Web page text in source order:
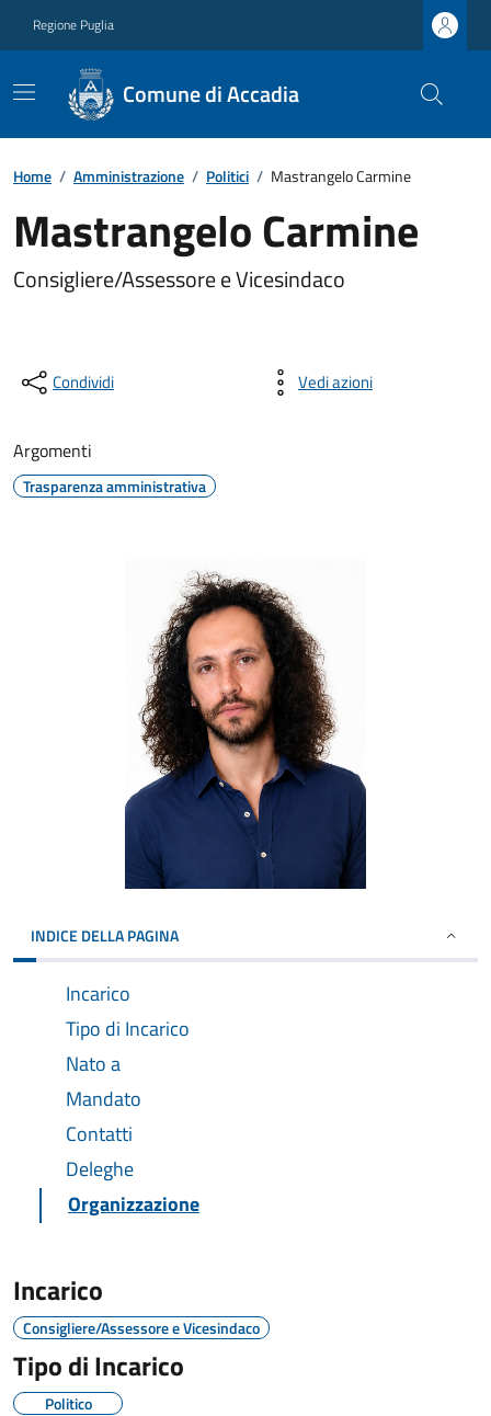
Regione Puglia
Comune di Accadia
Home / Amministrazione / Politici / Mastrangelo Carmine
Mastrangelo Carmine
Consigliere/Assessore e Vicesindaco
Condividi Vedi azioni
Argomenti
Trasparenza amministrativa
INDICE DELLA PAGINA
Incarico
Tipo di Incarico
Nato a
Mandato
Contatti
Deleghe
Organizzazione
Incarico
Consigliere/Assessore e Vicesindaco
Tipo di Incarico
Politico